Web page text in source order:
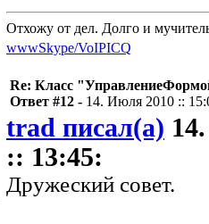
Отхожу от дел. Долго и
wwwSkype/VoIPICQ
Re: Класс
Ответ #12 - 14. Июля 2010 ::
trad писал(а)
:: 13:45:
Дружеский совет.